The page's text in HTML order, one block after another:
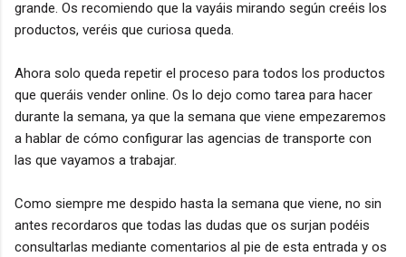
grande. Os recomiendo que la vayáis mirando según creéis los
productos, veréis que curiosa queda.
Ahora solo queda repetir el proceso para todos los productos
que queráis vender online. Os lo dejo como tarea para hacer
durante la semana, ya que la semana que viene empezaremos
a hablar de cómo configurar las agencias de transporte con
las que vayamos a trabajar.
Como siempre me despido hasta la semana que viene, no sin
antes recordaros que todas las dudas que os surjan podéis
consultarlas mediante comentarios al pie de esta entrada y os